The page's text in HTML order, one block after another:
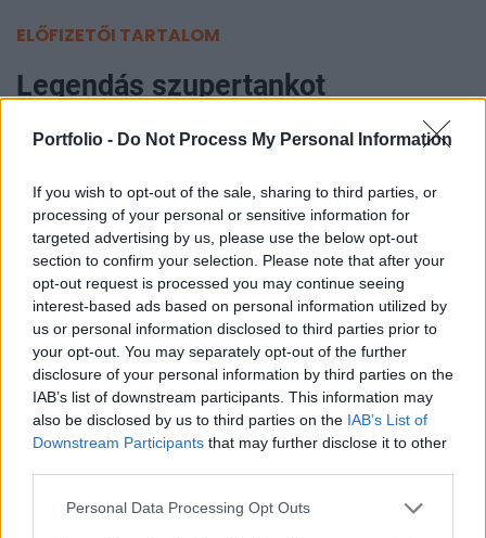
Portfolio - Do Not Process My Personal Information
If you wish to opt-out of the sale, sharing to third parties, or
processing of your personal or sensitive information for
targeted advertising by us, please use the below opt-out
section to confirm your selection. Please note that after your
opt-out request is processed you may continue seeing
interest-based ads based on personal information utilized by
us or personal information disclosed to third parties prior to
your opt-out. You may separately opt-out of the further
disclosure of your personal information by third parties on the
IAB’s list of downstream participants. This information may
also be disclosed by us to third parties on the IAB’s List of
Downstream Participants that may further disclose it to other
Personal Data Processing Opt Outs
ELŐFIZETŐI TARTALOM
Legendás szupertankot
felújítják a JSz-7-est
Portfolio
2024. április 04. 09:42
Úgy néz ki, orosz hadmérnökök egy kis csapata
elkezdett azon dolgozni, hogy működőképessé
varázsolják a Szovjetunió egyik legnagyobb,
legnehezebb harckocsi-prototípusát, az Objekt
260 néven is ismert JSz-7-est.
Digital Compliance by Design & Legaltech 2024Idén
először szervez közösen konferenciát a Portfolio és a
Wolters Kluwer a témában – körüljárjuk, hogyan hat a